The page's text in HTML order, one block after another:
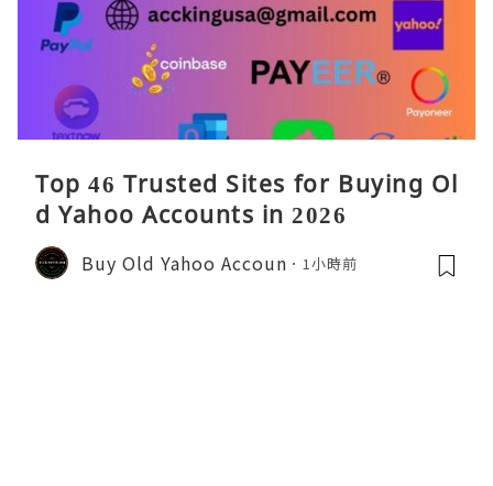
Top 46 Trusted Sites for Buying Ol
d Yahoo Accounts in 2026
Buy Old Yahoo Accoun 1小時前